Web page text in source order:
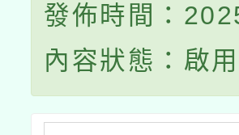
發佈時間：
內容狀態：啟